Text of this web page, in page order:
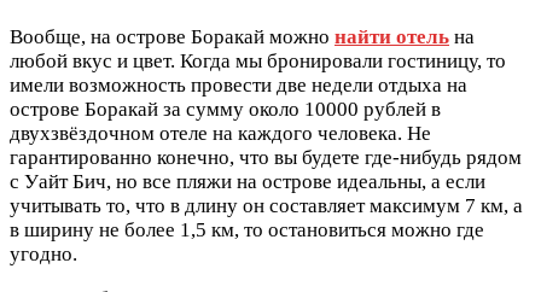
Вообще, на острове Боракай можно найти отель на
любой вкус и цвет. Когда мы бронировали гостиницу, то
имели возможность провести две недели отдыха на
острове Боракай за сумму около 10000 рублей в
двухзвёздочном отеле на каждого человека. Не
гарантированно конечно, что вы будете где-нибудь рядом
с Уайт Бич, но все пляжи на острове идеальны, а если
учитывать то, что в длину он составляет максимум 7 км, а
в ширину не более 1,5 км, то остановиться можно где
угодно.